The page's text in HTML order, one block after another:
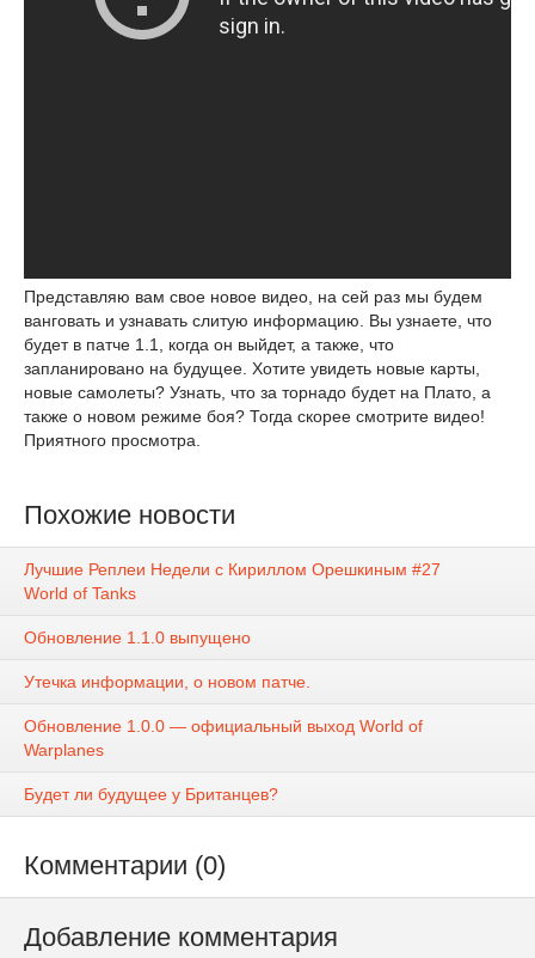
Представляю вам свое новое видео, на сей раз мы будем
ванговать и узнавать слитую информацию. Вы узнаете, что
будет в патче 1.1, когда он выйдет, а также, что
запланировано на будущее. Хотите увидеть новые карты,
новые самолеты? Узнать, что за торнадо будет на Плато, а
также о новом режиме боя? Тогда скорее смотрите видео!
Приятного просмотра.
Похожие новости
Лучшие Реплеи Недели с Кириллом Орешкиным #27
World of Tanks
Обновление 1.1.0 выпущено
Утечка информации, о новом патче.
Обновление 1.0.0 — официальный выход World of
Warplanes
Будет ли будущее у Британцев?
Комментарии (0)
Добавление комментария